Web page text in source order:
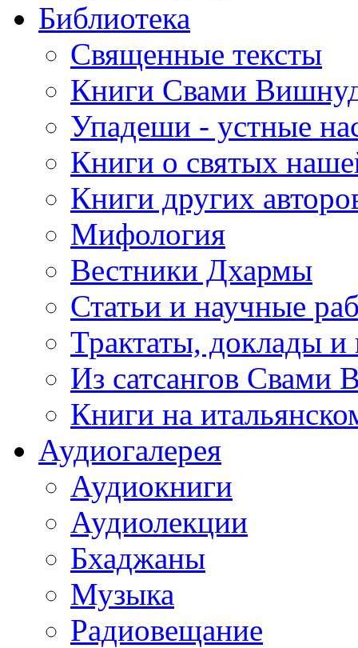
Библиотека
Священные тексты
Книги Свами
Упадеши - устные
Книги о святых
Книги других
Мифология
Вестники Дхармы
Статьи и научные
Трактаты, доклады
Из сатсангов Свами
Книги на
Аудиогалерея
Аудиокниги
Аудиолекции
Бхаджаны
Музыка
Радиовещание